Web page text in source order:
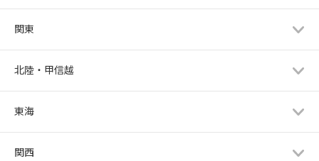
関東
北陸・甲信越
東海
関西